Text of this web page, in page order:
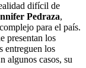
difícil de
Pedraza,
para el país.
presentan los
entreguen los
algunos casos, su